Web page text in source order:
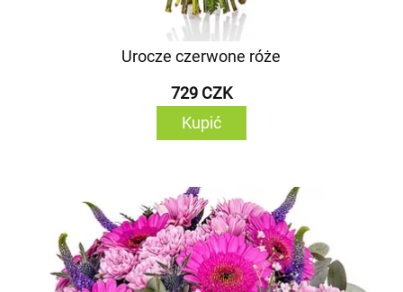
Urocze czerwone róże
729 CZK
Kupić